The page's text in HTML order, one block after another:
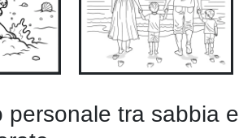
personale tra sabbia e